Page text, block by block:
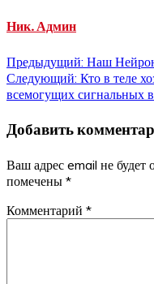
Ник. Админ
Навигация
по
записям
Предыдущий: Наш
Следующий: Кто в теле
всемогущих сигнальных
Добавить
Ваш адрес email не будет
помечены *
Комментарий *